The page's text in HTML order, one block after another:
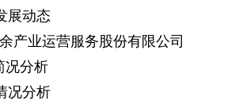
展动态
产业运营服务股份有限公司
况分析
况分析